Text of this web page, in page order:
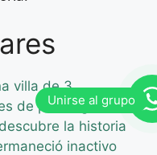
villa de 3
de pesos gracias
la historia
inactivo